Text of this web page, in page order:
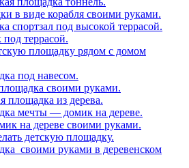
в виде корабля своими руками.
спортзал под высокой террасой.
террасой.
площадку рядом с домом
под навесом.
своими руками.
площадка из дерева.
мечты — домик на дереве.
на дереве своими руками.
детскую площадку.
своими руками в деревенском